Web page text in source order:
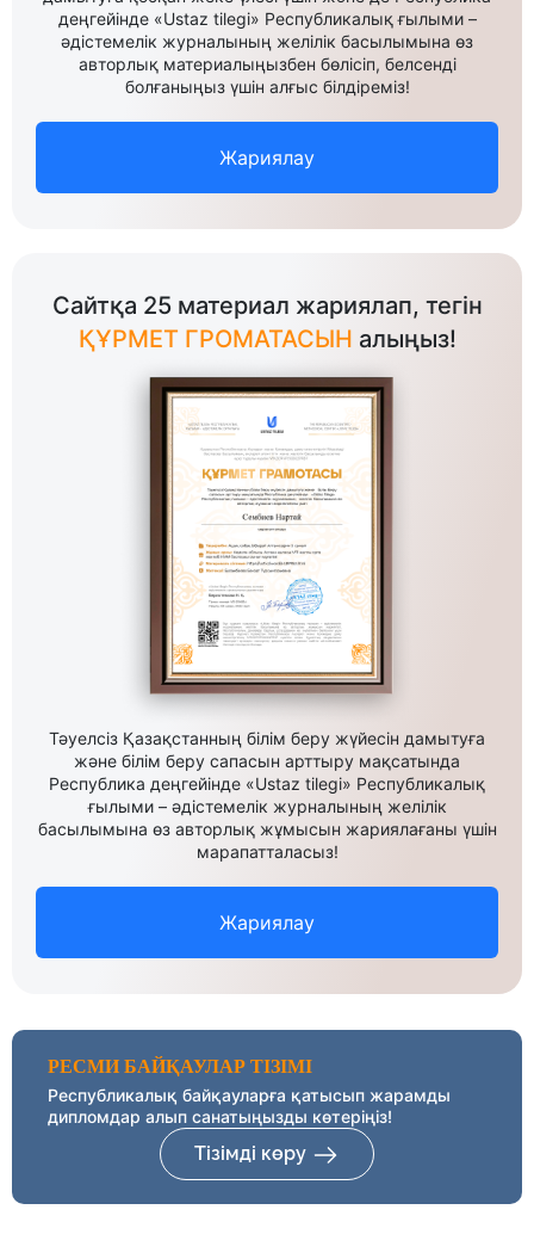
деңгейінде «Ustaz tilegi» Республикалық ғылыми –
әдістемелік журналының желілік басылымына өз
авторлық материалыңызбен бөлісіп, белсенді
болғаныңыз үшін алғыс білдіреміз!
Жариялау
Сайтқа 25 материал жариялап, тегін
ҚҰРМЕТ ГРОМАТАСЫН алыңыз!
Тәуелсіз Қазақстанның білім беру жүйесін дамытуға
және білім беру сапасын арттыру мақсатында
Республика деңгейінде «Ustaz tilegi» Республикалық
ғылыми – әдістемелік журналының желілік
басылымына өз авторлық жұмысын жариялағаны үшін
марапатталасыз!
Жариялау
РЕСМИ БАЙҚАУЛАР ТІЗІМІ
Республикалық байқауларға қатысып жарамды
дипломдар алып санатыңызды көтеріңіз!
Тізімді көру